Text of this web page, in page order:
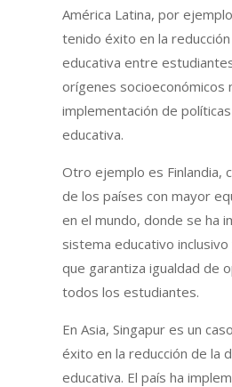
América Latina, por
tenido éxito en la
educativa entre
orígenes socioeconómicos
implementación de
educativa.
Otro ejemplo es Finlandia,
de los países con mayor
en el mundo, donde se ha
sistema educativo
que garantiza igualdad de
todos los estudiantes.
En Asia, Singapur es un
éxito en la reducción de la
educativa. El país ha